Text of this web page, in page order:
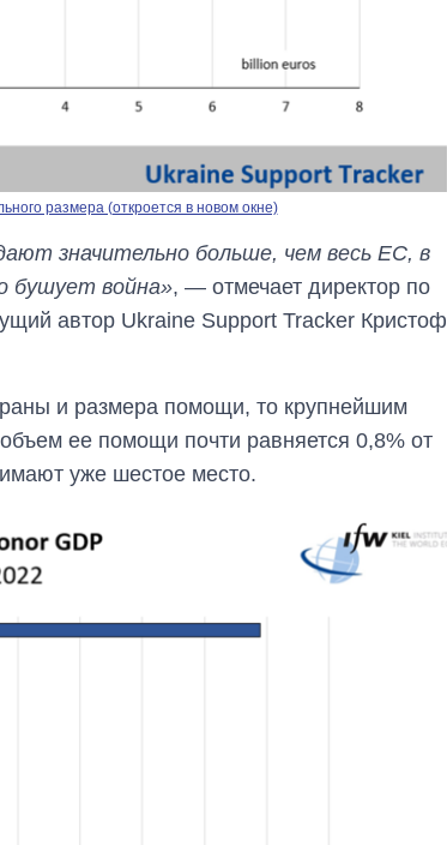
размера (откроется в новом окне)
значительно больше, чем весь ЕС, в
бушует война», — отмечает директор по
автор Ukraine Support Tracker Кристоф
и размера помощи, то крупнейшим
ее помощи почти равняется 0,8% от
уже шестое место.